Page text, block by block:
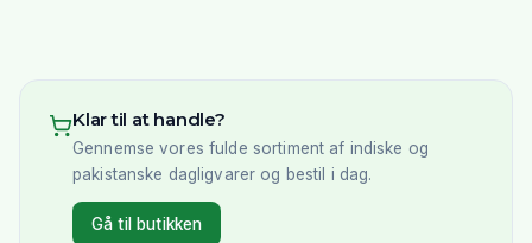
Klar til at handle?
Gennemse vores fulde sortiment af indiske og
pakistanske dagligvarer og bestil i dag.
Gå til butikken